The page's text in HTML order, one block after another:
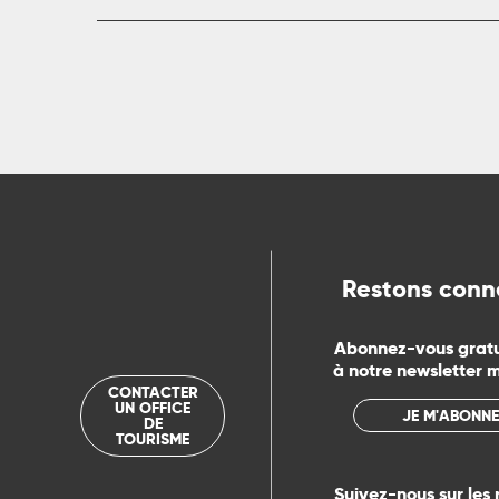
CONTACTER
UN OFFICE
DE
TOURISME
Restons
Abonnez-vous
à notre newsletter
JE M'ABONNE
Suivez-nous sur les